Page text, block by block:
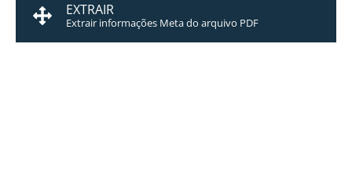
EXTRAIR
Extrair informações Meta do arquivo PDF